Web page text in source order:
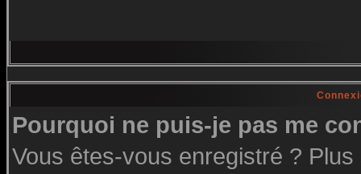
Pourquoi ne puis-je pas me
Vous êtes-vous enregistré ?